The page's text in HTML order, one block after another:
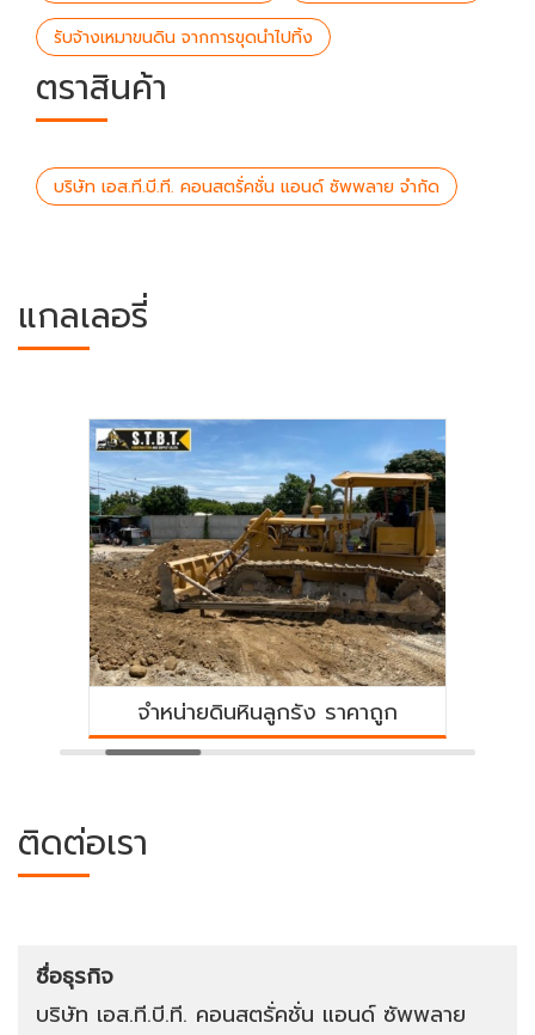
รับจ้างเหมาขนดิน จากการขุดนำไปทิ้ง
ตราสินค้า
บริษัท เอส.ที.บี.ที. คอนสตรั่คชั่น แอนด์ ซัพพลาย จำกัด
แกลเลอรี่
ยดินหินลูกรัง ราคาถูก
ติดต่อเรา
ชื่อธุรกิจ
บริษัท เอส.ที.บี.ที. คอนสตรั่คชั่น แอนด์ ซัพพลาย